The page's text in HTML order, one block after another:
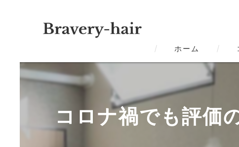
ホーム
下
コロナ禍でも評価